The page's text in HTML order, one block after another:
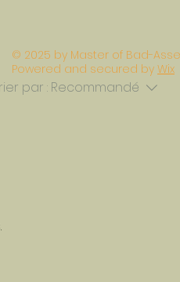
par : Recommandé
© 2025 by Master of Bad-
Powered and secured by Wix